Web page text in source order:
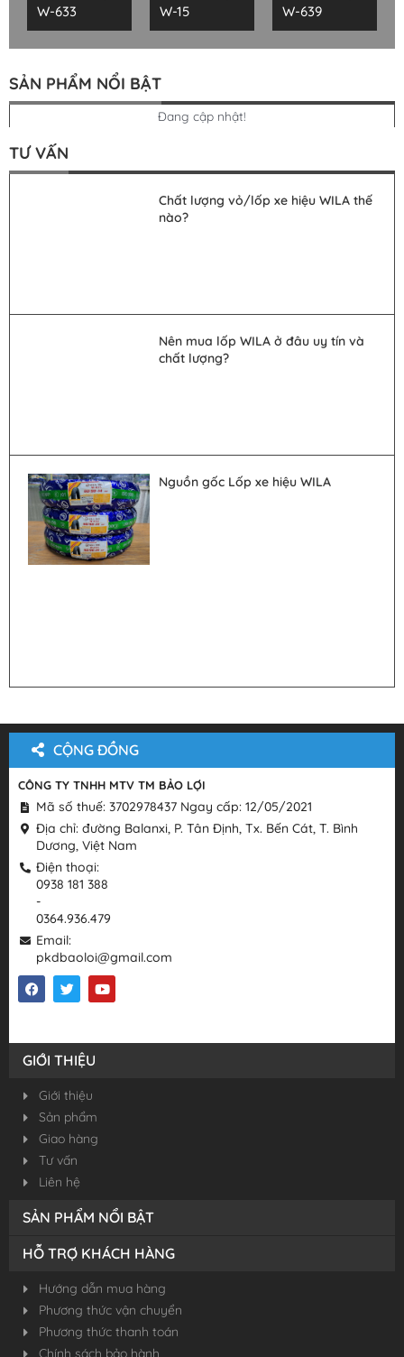
W-633
W-15
W-639
SẢN PHẨM NỔI BẬT
Đang cập nhật!
TƯ VẤN
Chất lượng vỏ/lốp xe hiệu WILA thế
nào?
Nên mua lốp WILA ở đâu uy tín và
chất lượng?
Nguồn gốc Lốp xe hiệu WILA
CỘNG ĐỒNG
CÔNG TY TNHH MTV TM BẢO LỢI
Mã số thuế: 3702978437 Ngay cấp: 12/05/2021
Địa chỉ: đường Balanxi, P. Tân Định, Tx. Bến Cát, T. Bình
Dương, Việt Nam
Điện thoại:
0938 181 388
-
0364.936.479
Email:
pkdbaoloi@gmail.com
GIỚI THIỆU
Giới thiệu
Sản phẩm
Giao hàng
Tư vấn
Liên hệ
SẢN PHẨM NỔI BẬT
HỖ TRỢ KHÁCH HÀNG
Hướng dẫn mua hàng
Phương thức vận chuyển
Phương thức thanh toán
Chính sách bảo hành